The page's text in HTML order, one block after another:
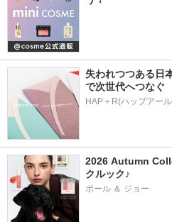
失われつつある日
で次世代へつなぐ
HAP＋R(ハップアー
2026 Autumn
クルック♪
ポール ＆ ジョー